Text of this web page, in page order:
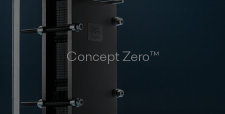
Concept Zero™